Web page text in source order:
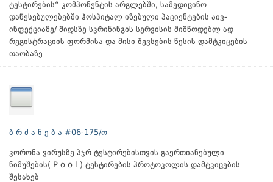
ტესტირების“ კომპონენტის არგლებში, სამედიცინო
დაწესებულებებში ჰოსპიტალ იზებული პაციენტების აივ-
ინფექციაზე/ შიდსზე სკრინინგის სერვისის მიმწოდებლ ად
რეგისტრაციის ფორმისა და მისი შევსების წესის დამტკიცების
თაობაზე
ბ რ ძ ა ნ ე ბ ა #06-175/ო
კორონა ვირუსზე პჯრ ტესტირებისთვის გაერთიანებული
ნიმუშების( P o o l ) ტესტირების პროტოკოლის დამტკიცების
შესახებ